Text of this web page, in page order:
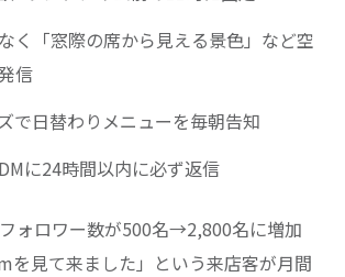
く「窓際の席から見える景色」など空
信
で日替わりメニューを毎朝告知
に24時間以内に必ず返信
ォロワー数が500名→2,800名に増加
を見て来ました」という来店客が月間